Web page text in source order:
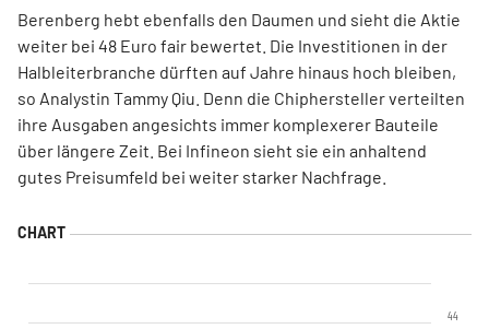
Berenberg hebt ebenfalls den Daumen und sieht die Aktie
weiter bei 48 Euro fair bewertet. Die Investitionen in der
Halbleiterbranche dürften auf Jahre hinaus hoch bleiben,
so Analystin Tammy Qiu. Denn die Chiphersteller verteilten
ihre Ausgaben angesichts immer komplexerer Bauteile
über längere Zeit. Bei Infineon sieht sie ein anhaltend
gutes Preisumfeld bei weiter starker Nachfrage.
44